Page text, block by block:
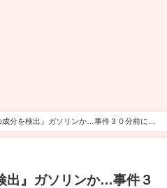
分を検出』ガソリンか…事件３０分前に男
18日)
出』ガソリンか…事件３